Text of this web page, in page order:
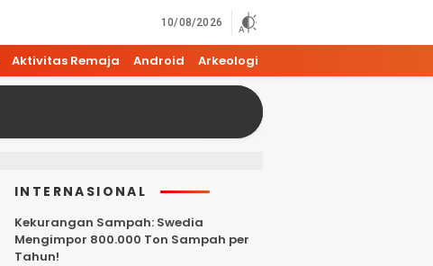
10/08/2026
Aktivitas Remaja Android Arkeologi
6 Cara Mengatasi Wajah Kusam dan
INTERNASIONAL
Kekurangan Sampah: Swedia
Mengimpor 800.000 Ton Sampah per
Tahun!